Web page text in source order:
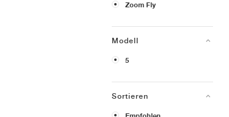
Zoom Fly
Modell
5
Sortieren